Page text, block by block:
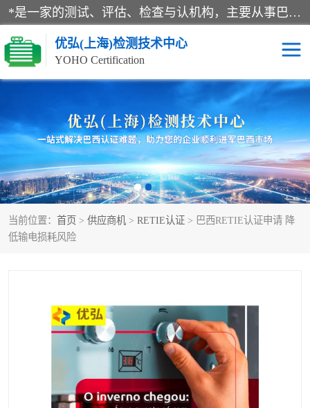
*是一家的测试、评估、检查与认机构，主要从事巴西NR10认证、NR12认证、NR13认证；ANATEL认证、INMTRO认证，欧盟CE认证：MD认证，PED认证，MID认证，ATEX认证，德国蓝色天使认证。
优弘(上海)检测技术中心
YOHO Certification
当前位置： 首页 > 供应商机 > RETIE认证 > 巴西RETIE认证申请 降
低输电损耗风险
RECYCLASS认证 NR10认证
NR12认证 NR13认证
ART认证 巴西NR认证
巴西认证 RETIE认证